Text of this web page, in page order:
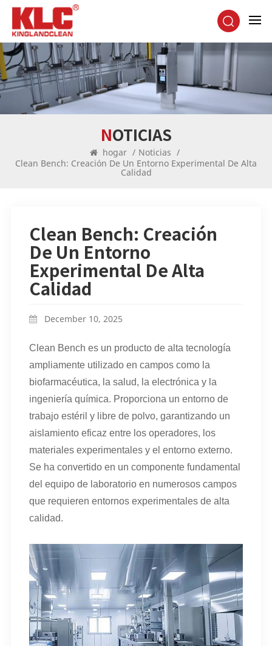
NOTICIAS
hogar / Noticias /
Clean Bench: Creación De Un Entorno Experimental De Alta
Calidad
Clean Bench: Creación
De Un Entorno
Experimental De Alta
Calidad
December 10, 2025
Clean Bench es un producto de alta tecnología
ampliamente utilizado en campos como la
biofarmacéutica, la salud, la electrónica y la
ingeniería química. Proporciona un entorno de
trabajo estéril y libre de polvo, garantizando un
aislamiento eficaz entre los operadores, los
materiales experimentales y el entorno externo.
Se ha convertido en un componente fundamental
del equipo de laboratorio en numerosos campos
que requieren entornos experimentales de alta
calidad.